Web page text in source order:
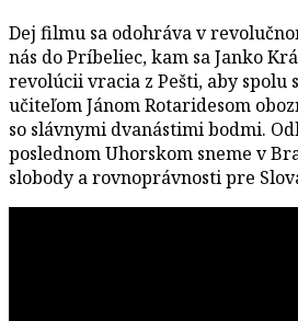
Dej filmu sa odohráva v
nás do Príbeliec, kam sa Janko
revolúcii vracia z Pešti, aby spolu
učiteľom Jánom Rotaridesom
so slávnymi dvanástimi bodmi.
poslednom Uhorskom sneme v
slobody a rovnoprávnosti pre